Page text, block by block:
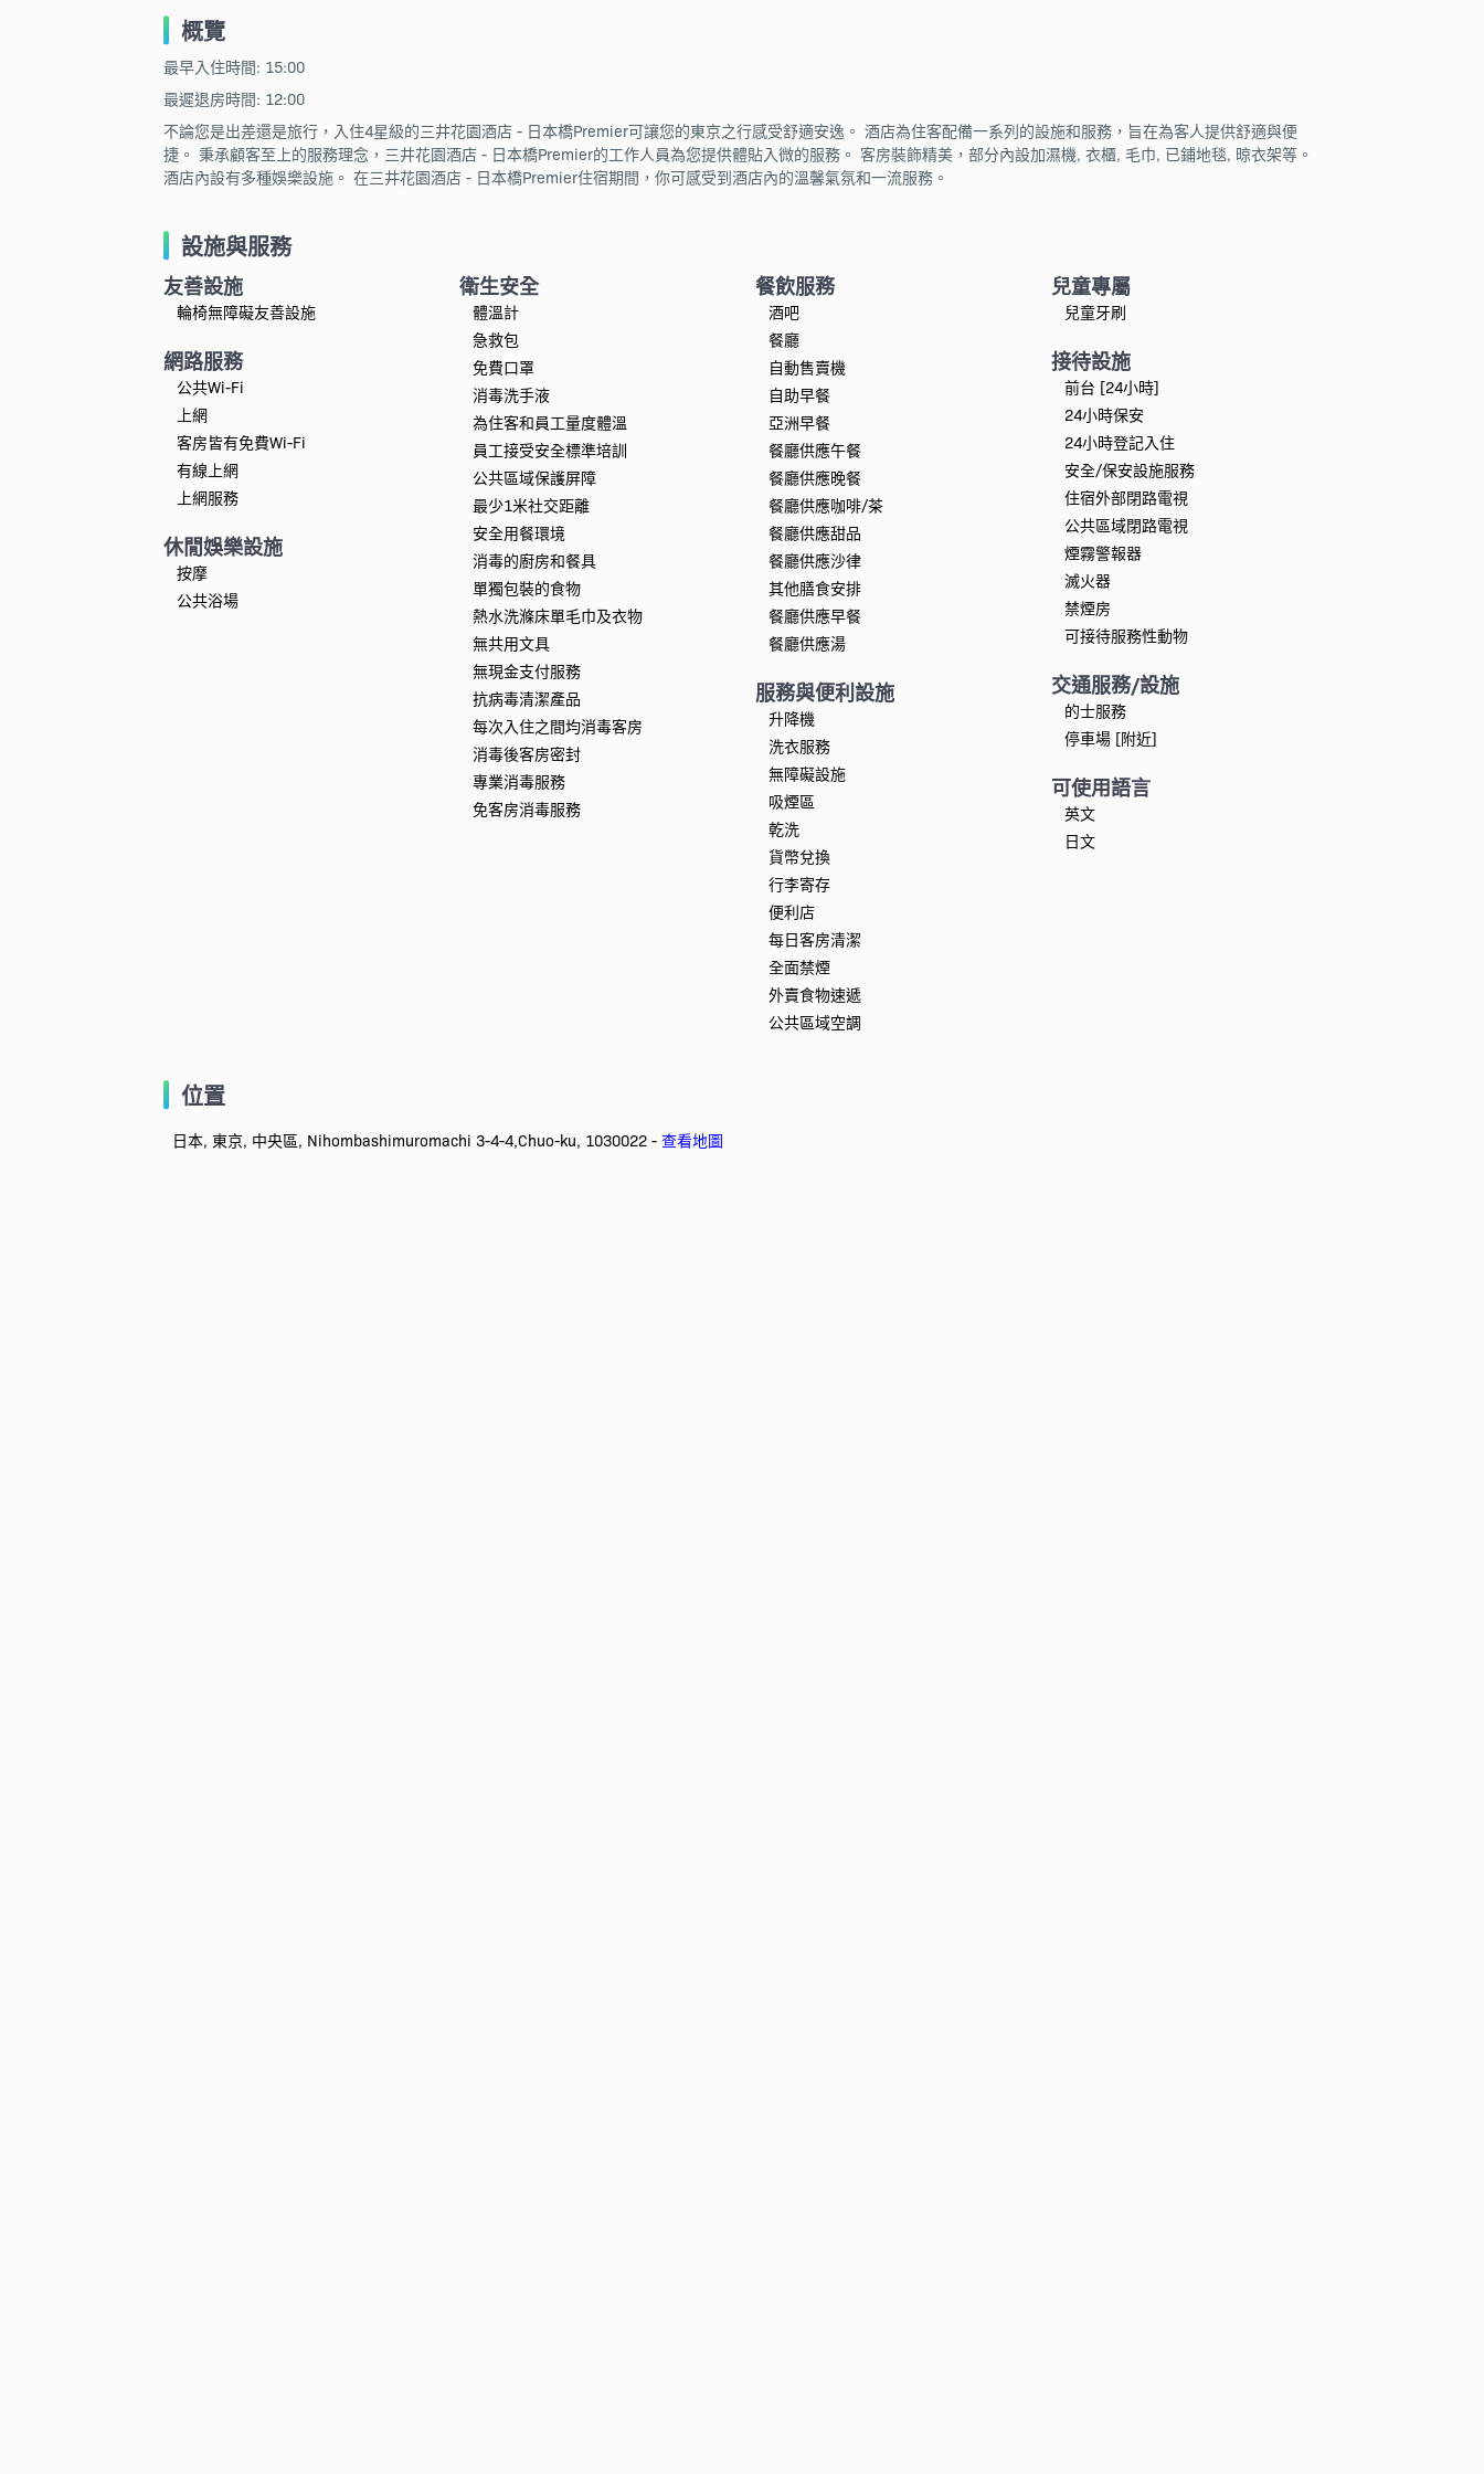
概覽
最早入住時間: 15:00
最遲退房時間: 12:00
不論您是出差還是旅行，入住4星級的三井花園酒店 - 日本橋Premier可讓您的東京之行感受舒適安逸。 酒店為住客配備一系列的設施和服務，旨在為客人提供舒適與便
捷。 秉承顧客至上的服務理念，三井花園酒店 - 日本橋Premier的工作人員為您提供體貼入微的服務。 客房裝飾精美，部分內設加濕機, 衣櫃, 毛巾, 已鋪地毯, 晾衣架等。
酒店內設有多種娛樂設施。 在三井花園酒店 - 日本橋Premier住宿期間，你可感受到酒店內的溫馨氣氛和一流服務。
設施與服務
友善設施
輪椅無障礙友善設施
網路服務
公共Wi-Fi
上網
客房皆有免費Wi-Fi
有線上網
上網服務
休閒娛樂設施
按摩
公共浴場
衛生安全
體溫計
急救包
免費口罩
消毒洗手液
為住客和員工量度體溫
員工接受安全標準培訓
公共區域保護屏障
最少1米社交距離
安全用餐環境
消毒的廚房和餐具
單獨包裝的食物
熱水洗滌床單毛巾及衣物
無共用文具
無現金支付服務
抗病毒清潔產品
每次入住之間均消毒客房
消毒後客房密封
專業消毒服務
免客房消毒服務
餐飲服務
酒吧
餐廳
自動售賣機
自助早餐
亞洲早餐
餐廳供應午餐
餐廳供應晚餐
餐廳供應咖啡/茶
餐廳供應甜品
餐廳供應沙律
其他膳食安排
餐廳供應早餐
餐廳供應湯
服務與便利設施
升降機
洗衣服務
無障礙設施
吸煙區
乾洗
貨幣兌換
行李寄存
便利店
每日客房清潔
全面禁煙
外賣食物速遞
公共區域空調
兒童專屬
兒童牙刷
接待設施
前台 [24小時]
24小時保安
24小時登記入住
安全/保安設施服務
住宿外部閉路電視
公共區域閉路電視
煙霧警報器
滅火器
禁煙房
可接待服務性動物
交通服務/設施
的士服務
停車場 [附近]
可使用語言
英文
日文
位置
日本, 東京, 中央區, Nihombashimuromachi 3-4-4,Chuo-ku, 1030022 - 查看地圖